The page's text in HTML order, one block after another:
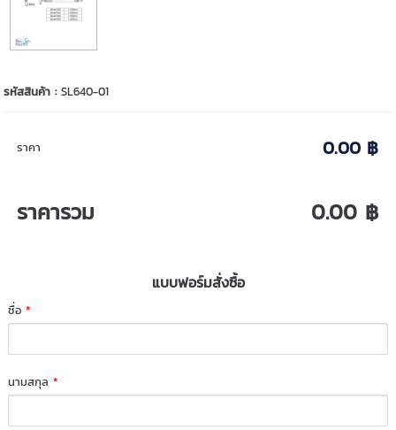
รหัสสินค้า :SL640-01
ราคา 0.00 ฿
ราคารวม 0.00 ฿
แบบฟอร์มสั่งซื้อ
ชื่อ*
นามสกุล*